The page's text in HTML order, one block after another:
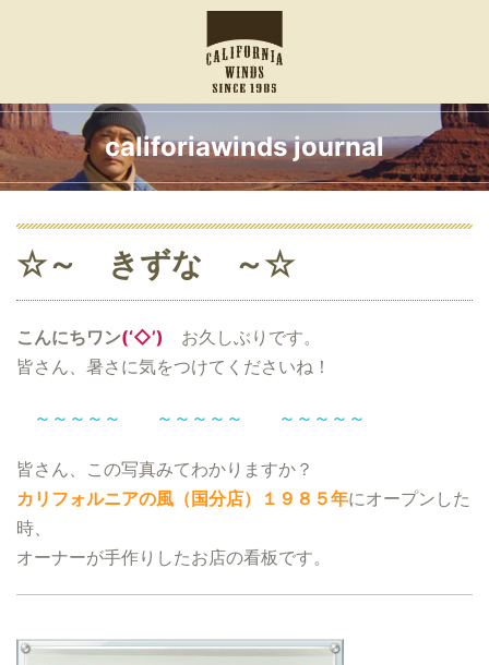
califoriawinds journal
☆～ きずな ～☆
こんにちワン(‘◇’)ゞ お久しぶりです。
皆さん、暑さに気をつけてくださいね！
～～～～～ ～～～～～ ～～～～～
皆さん、この写真みてわかりますか？
カリフォルニアの風（国分店）１９８５年にオープンした
時、
オーナーが手作りしたお店の看板です。